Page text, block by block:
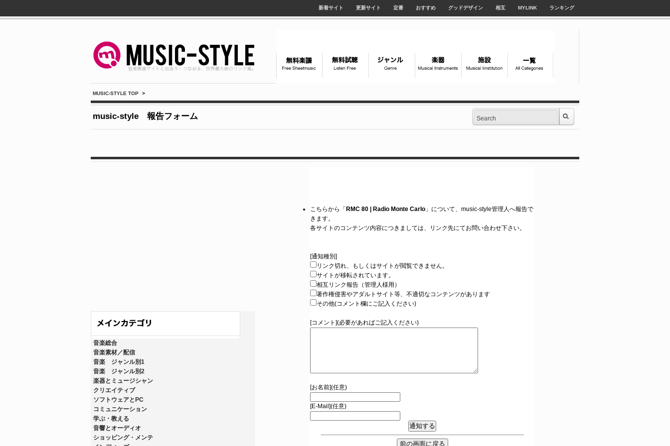
新着サイト 更新サイト 定番 おすすめ グッドデザイン 相互 MYLINK ランキング
MUSIC-STYLE TOP >
music-style 報告フォーム
音楽総合
音楽素材／配信
音楽 ジャンル別1
音楽 ジャンル別2
楽器とミュージシャン
クリエイティブ
ソフトウェアとPC
コミュニケーション
学ぶ・教える
音響とオーディオ
ショッピング・メンテ
こちらから「 RMC 80 | Radio Monte Carlo 」について、music-style管理人へ報告で
きます。
各サイトのコンテンツ内容につきましては、リンク先にてお問い合わせ下さい。
[通知種別]
リンク切れ、もしくはサイトが閲覧できません。
サイトが移転されています。
相互リンク報告（管理人様用）
著作権侵害やアダルトサイト等、不適切なコンテンツがあります
その他(コメント欄にご記入ください)
[コメント](必要があればご記入ください)
[お名前](任意)
[E-Mail](任意)